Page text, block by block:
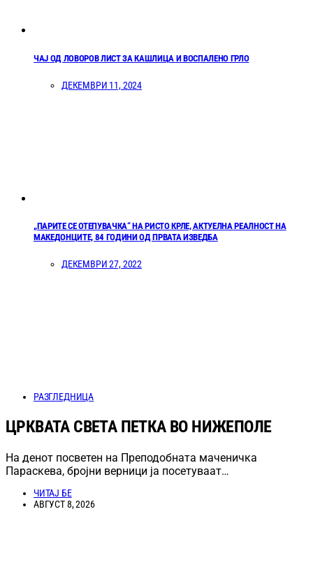
ЧАЈ ОД ЛОВОРОВ ЛИСТ ЗА КАШЛИЦА И ВОСПАЛЕНО ГРЛО
ДЕКЕМВРИ 11, 2024
„ПАРИТЕ СЕ ОТЕПУВАЧКА“ НА РИСТО КРЛЕ, АКТУЕЛНА РЕАЛНОСТ НА
МАКЕДОНЦИТЕ, 84 ГОДИНИ ОД ПРВАТА ИЗВЕДБА
ДЕКЕМВРИ 27, 2022
РАЗГЛЕДНИЦА
ЦРКВАТА СВЕТА ПЕТКА ВО НИЖЕПОЛЕ
На денот посветен на Преподобната маченичка
Параскева, бројни верници ја посетуваат…
ЧИТАЈ БЕ
АВГУСТ 8, 2026